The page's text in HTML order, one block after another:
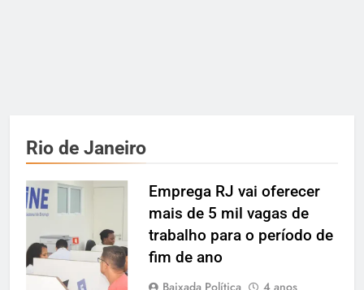
Rio de Janeiro
Emprega RJ vai oferecer
mais de 5 mil vagas de
trabalho para o período de
fim de ano